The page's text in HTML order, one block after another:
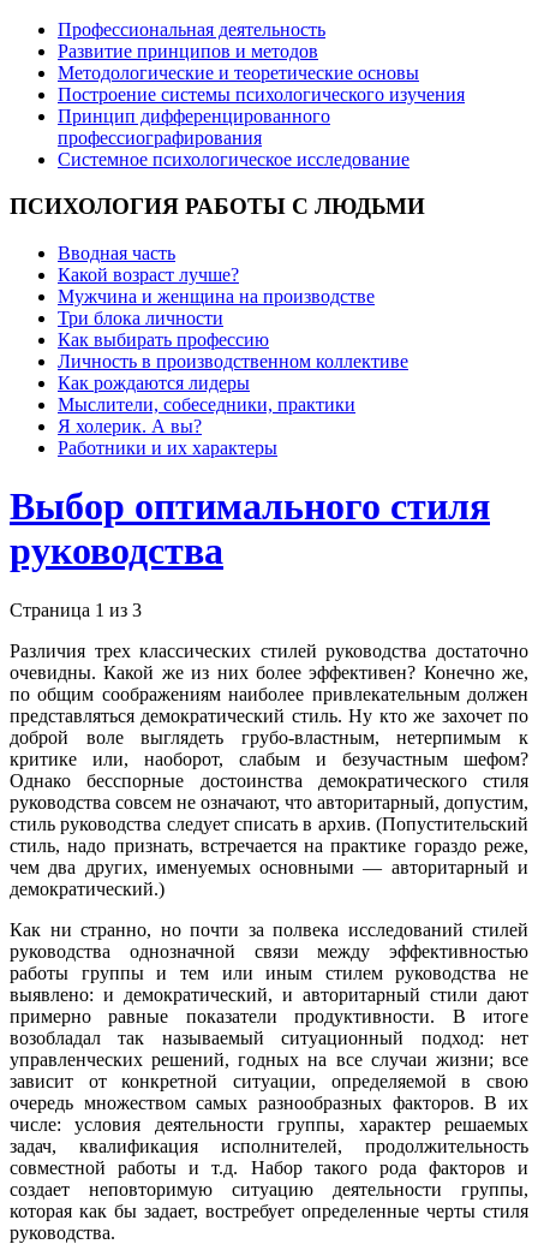
Профессиональная деятельность
Развитие принципов и методов
Методологические и теоретические основы
Построение системы психологического изучения
Принцип дифференцированного
профессиографирования
Системное психологическое исследование
ПСИХОЛОГИЯ РАБОТЫ С ЛЮДЬМИ
Вводная часть
Какой возраст лучше?
Мужчина и женщина на производстве
Три блока личности
Как выбирать профессию
Личность в производственном коллективе
Как рождаются лидеры
Мыслители, собеседники, практики
Я холерик. А вы?
Работники и их характеры
Выбор оптимального стиля
руководства
Страница 1 из 3
Различия трех классических стилей руководства достаточно
очевидны. Какой же из них более эффективен? Конечно же,
по общим соображениям наиболее привлекательным должен
представляться демократический стиль. Ну кто же захочет по
доброй воле выглядеть грубо-властным, нетерпимым к
критике или, наоборот, слабым и безучастным шефом?
Однако бесспорные достоинства демократического стиля
руководства совсем не означают, что авторитарный, допустим,
стиль руководства следует списать в архив. (Попустительский
стиль, надо признать, встречается на практике гораздо реже,
чем два других, именуемых основными — авторитарный и
демократический.)
Как ни странно, но почти за полвека исследований стилей
руководства однозначной связи между эффективностью
работы группы и тем или иным стилем руководства не
выявлено: и демократический, и авторитарный стили дают
примерно равные показатели продуктивности. В итоге
возобладал так называемый ситуационный подход: нет
управленческих решений, годных на все случаи жизни; все
зависит от конкретной ситуации, определяемой в свою
очередь множеством самых разнообразных факторов. В их
числе: условия деятельности группы, характер решаемых
задач, квалификация исполнителей, продолжительность
совместной работы и т.д. Набор такого рода факторов и
создает неповторимую ситуацию деятельности группы,
которая как бы задает, востребует определенные черты стиля
руководства.